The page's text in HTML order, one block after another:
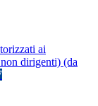
ai
dirigenti) (da